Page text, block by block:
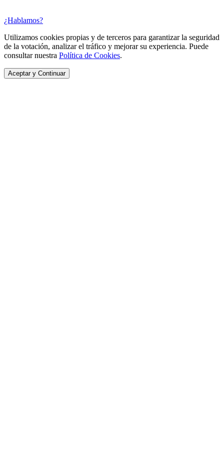
¿Hablamos?
Utilizamos cookies propias y de terceros para garantizar la seguridad
de la votación, analizar el tráfico y mejorar su experiencia. Puede
consultar nuestra Política de Cookies.
Aceptar y Continuar